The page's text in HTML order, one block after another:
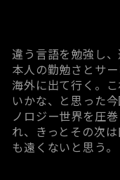
違う言語を勉強し
本人の勤勉さとサ
海外に出て行く。
いかな、と思った
ノロジー世界を圧
れ、きっとその次
も遠くないと思う。